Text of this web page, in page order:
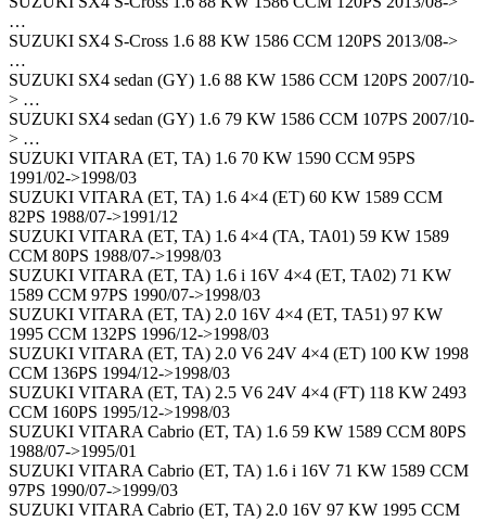
…
SUZUKI SX4 S-Cross 1.6 88 KW 1586 CCM 120PS 2013/08->
…
SUZUKI SX4 sedan (GY) 1.6 88 KW 1586 CCM 120PS 2007/10-
> …
SUZUKI SX4 sedan (GY) 1.6 79 KW 1586 CCM 107PS 2007/10-
> …
SUZUKI VITARA (ET, TA) 1.6 70 KW 1590 CCM 95PS
1991/02->1998/03
SUZUKI VITARA (ET, TA) 1.6 4×4 (ET) 60 KW 1589 CCM
82PS 1988/07->1991/12
SUZUKI VITARA (ET, TA) 1.6 4×4 (TA, TA01) 59 KW 1589
CCM 80PS 1988/07->1998/03
SUZUKI VITARA (ET, TA) 1.6 i 16V 4×4 (ET, TA02) 71 KW
1589 CCM 97PS 1990/07->1998/03
SUZUKI VITARA (ET, TA) 2.0 16V 4×4 (ET, TA51) 97 KW
1995 CCM 132PS 1996/12->1998/03
SUZUKI VITARA (ET, TA) 2.0 V6 24V 4×4 (ET) 100 KW 1998
CCM 136PS 1994/12->1998/03
SUZUKI VITARA (ET, TA) 2.5 V6 24V 4×4 (FT) 118 KW 2493
CCM 160PS 1995/12->1998/03
SUZUKI VITARA Cabrio (ET, TA) 1.6 59 KW 1589 CCM 80PS
1988/07->1995/01
SUZUKI VITARA Cabrio (ET, TA) 1.6 i 16V 71 KW 1589 CCM
97PS 1990/07->1999/03
SUZUKI VITARA Cabrio (ET, TA) 2.0 16V 97 KW 1995 CCM